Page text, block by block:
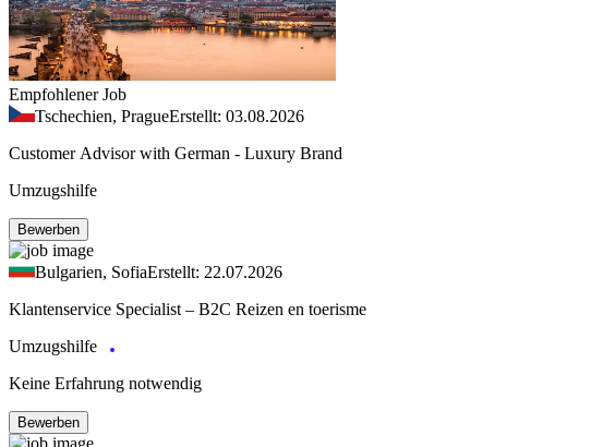
Empfohlener Job
Tschechien, PragueErstellt: 03.08.2026
Customer Advisor with German - Luxury Brand
Umzugshilfe
Bewerben
Bulgarien, SofiaErstellt: 22.07.2026
Klantenservice Specialist – B2C Reizen en toerisme
Umzugshilfe
Keine Erfahrung notwendig
Bewerben